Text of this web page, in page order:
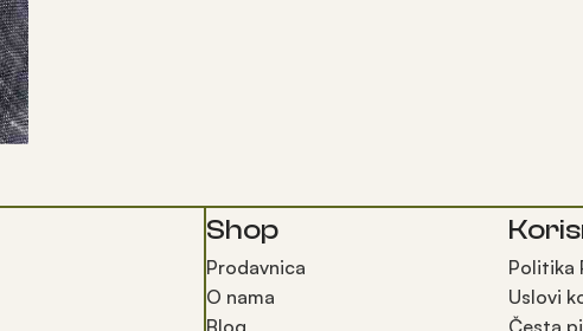
Shop
Prodavnica
O nama
Blog
Politika
Uslovi
Česta